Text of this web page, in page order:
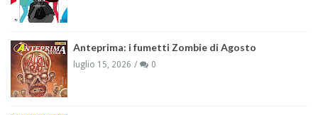
Anteprima: i fumetti Zombie di Agosto
luglio 15, 2026 0